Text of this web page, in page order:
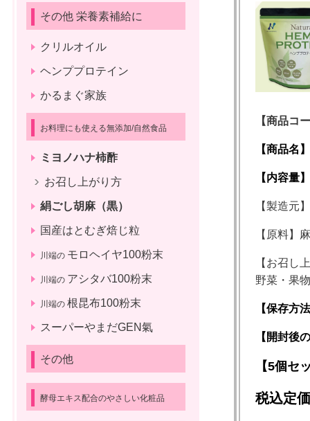
【商品コ
【商品名
【内容量
【製造元
【原料】
【お召し
野菜・果
【保存方
【開封後
【5個セ
税込定
その他 栄養素補給に
クリルオイル
ヘンププロテイン
かるまぐ家族
お料理にも使える無添加/自然食品
ミヨノハナ柿酢
お召し上がり方
絹ごし胡麻（黒）
国産はとむぎ焙じ粒
川端の モロヘイヤ100粉末
川端の アシタバ100粉末
川端の 根昆布100粉末
スーパーやまだGEN氣
その他
酵母エキス配合のやさしい化粧品